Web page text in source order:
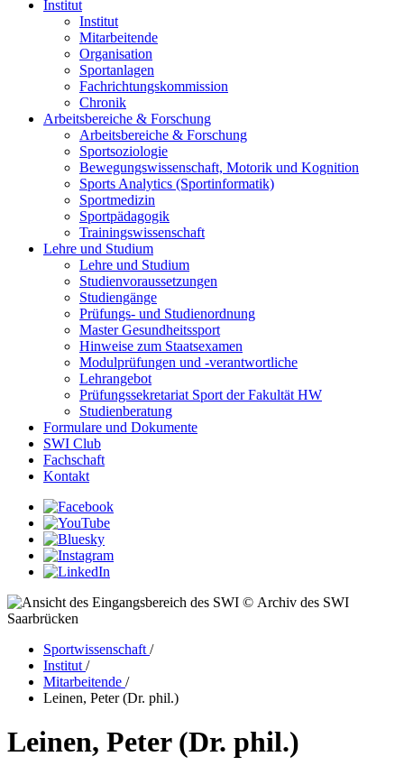
Institut
Institut
Mitarbeitende
Organisation
Sportanlagen
Fachrichtungskommission
Chronik
Arbeitsbereiche & Forschung
Arbeitsbereiche & Forschung
Sportsoziologie
Bewegungswissenschaft, Motorik und Kognition
Sports Analytics (Sportinformatik)
Sportmedizin
Sportpädagogik
Trainingswissenschaft
Lehre und Studium
Lehre und Studium
Studienvoraussetzungen
Studiengänge
Prüfungs- und Studienordnung
Master Gesundheitssport
Hinweise zum Staatsexamen
Modulprüfungen und -verantwortliche
Lehrangebot
Prüfungssekretariat Sport der Fakultät HW
Studienberatung
Formulare und Dokumente
SWI Club
Fachschaft
Kontakt
© Archiv des SWI
Saarbrücken
Sportwissenschaft /
Institut /
Mitarbeitende /
Leinen, Peter (Dr. phil.)
Leinen, Peter (Dr. phil.)